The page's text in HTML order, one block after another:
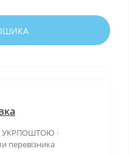
·
перевізника